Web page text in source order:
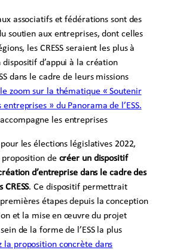
associatifs et fédérations sont des
soutien aux entreprises, dont celles
les CRESS seraient les plus à
d’appui à la création
dans le cadre de leurs missions
zoom sur la thématique « Soutenir
» du Panorama de l’ESS.
les élections législatives 2022,
proposition de créer un dispositif
d’entreprise dans le cadre des
. Ce dispositif permettrait
étapes depuis la conception
et la mise en œuvre du projet
de la forme de l’ESS la plus
la proposition concrète dans